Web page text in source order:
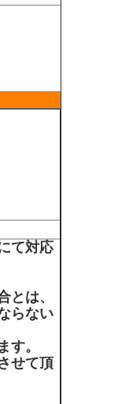
て対応
とは、
らない
す。
せて頂